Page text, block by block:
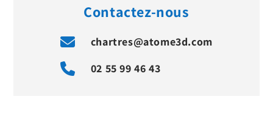
Contactez-nous
chartres@atome3d.com
02 55 99 46 43